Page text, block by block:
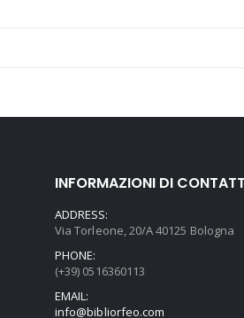
INFORMAZIONI DI
ADDRESS:
Via Torleone, 20/A 40125 Bologna
PHONE:
(+39) 0516360113
EMAIL:
info@bibliorfeo.com